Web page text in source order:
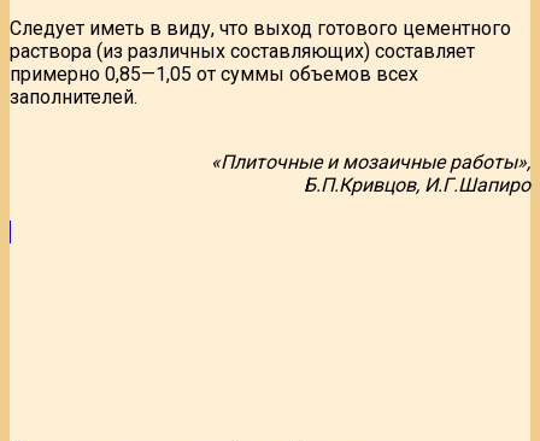
Следует иметь в виду, что выход готового цементного
раствора (из различных составляющих) составляет
примерно 0,85—1,05 от суммы объемов всех
заполнителей.
«Плиточные и мозаичные работы»,
Б.П.Кривцов, И.Г.Шапиро